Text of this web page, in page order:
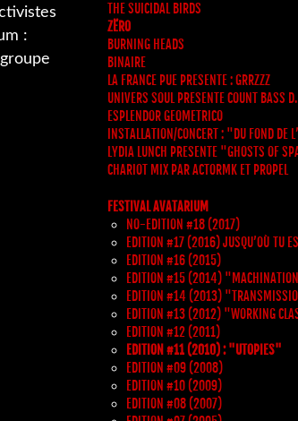
:
THE SUICIDAL BIRDS
ZËRO
BURNING HEADS
BINAIRE
LA FRANCE PUE PRESENTE : GRRZZZ
UNIVERS SOUL PRESENTE COUNT BASS
ESPLENDOR GEOMETRICO
INSTALLATION/CONCERT : "DU FOND DE
LYDIA LUNCH PRESENTE "GHOSTS OF
CHARIOT MIX PAR ACTORMK ET PROPEL
FESTIVAL AVATARIUM
NO-EDITION #18 (2017)
EDITION #17 (2016) JUSQU’OÙ TU ES
EDITION #16 (2015)
EDITION #15 (2014)
EDITION #14 (2013)
EDITION #13 (2012) "WORKING
EDITION #12 (2011)
EDITION #11 (2010) : "UTOPIES"
EDITION #09 (2008)
EDITION #10 (2009)
EDITION #08 (2007)